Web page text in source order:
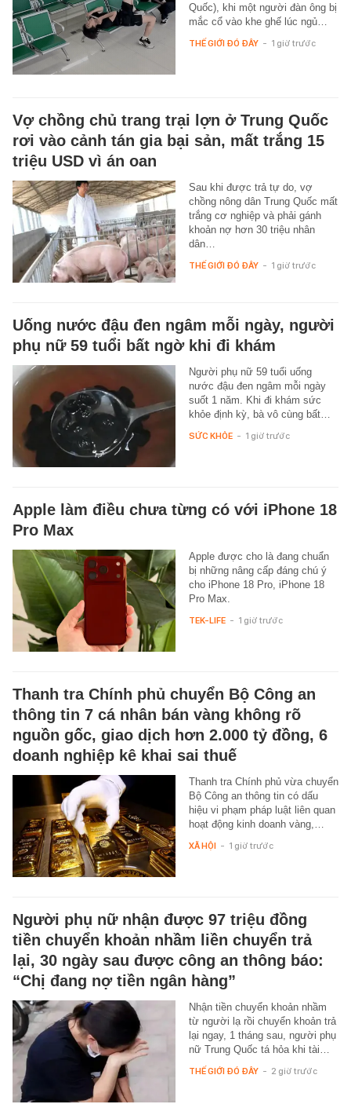
Quốc), khi một người đàn ông bị
mắc cổ vào khe ghế lúc ngủ…
THẾ GIỚI ĐÓ ĐÂY - 1 giờ trước
Vợ chồng chủ trang trại lợn ở Trung Quốc
rơi vào cảnh tán gia bại sản, mất trắng 15
triệu USD vì án oan
Sau khi được trả tự do, vợ
chồng nông dân Trung Quốc mất
trắng cơ nghiệp và phải gánh
khoản nợ hơn 30 triệu nhân
dân…
THẾ GIỚI ĐÓ ĐÂY - 1 giờ trước
Uống nước đậu đen ngâm mỗi ngày, người
phụ nữ 59 tuổi bất ngờ khi đi khám
Người phụ nữ 59 tuổi uống
nước đậu đen ngâm mỗi ngày
suốt 1 năm. Khi đi khám sức
khỏe định kỳ, bà vô cùng bất…
SỨC KHỎE - 1 giờ trước
Apple làm điều chưa từng có với iPhone 18
Pro Max
Apple được cho là đang chuẩn
bị những nâng cấp đáng chú ý
cho iPhone 18 Pro, iPhone 18
Pro Max.
TEK-LIFE - 1 giờ trước
Thanh tra Chính phủ chuyển Bộ Công an
thông tin 7 cá nhân bán vàng không rõ
nguồn gốc, giao dịch hơn 2.000 tỷ đồng, 6
doanh nghiệp kê khai sai thuế
Thanh tra Chính phủ vừa chuyển
Bộ Công an thông tin có dấu
hiệu vi phạm pháp luật liên quan
hoạt động kinh doanh vàng,…
XÃ HỘI - 1 giờ trước
Người phụ nữ nhận được 97 triệu đồng
tiền chuyển khoản nhầm liền chuyển trả
lại, 30 ngày sau được công an thông báo:
“Chị đang nợ tiền ngân hàng”
Nhận tiền chuyển khoản nhầm
từ người lạ rồi chuyển khoản trả
lại ngay, 1 tháng sau, người phụ
nữ Trung Quốc tá hỏa khi tài…
THẾ GIỚI ĐÓ ĐÂY - 2 giờ trước